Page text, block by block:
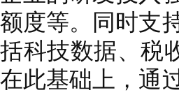
额度等。同时支
括科技数据、税
在此基础上，通